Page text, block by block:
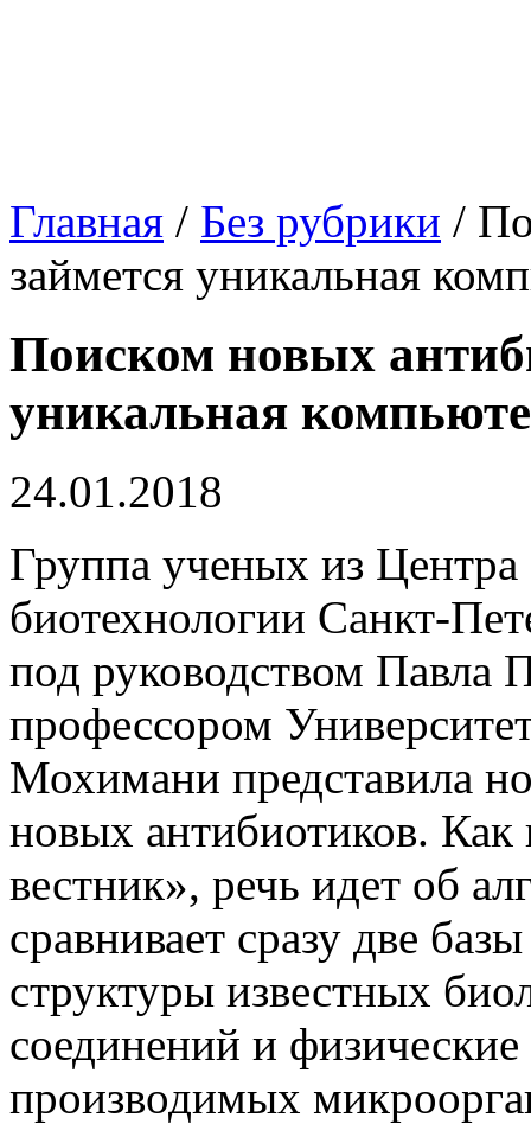
Главная / Без рубрики /
займется уникальная
Поиском новых
уникальная
24.01.2018
Группа ученых из Центра
биотехнологии Санкт-
под руководством Павла
профессором
Мохимани представила
новых антибиотиков. Как
вестник», речь идет об
сравнивает сразу две
структуры известных
соединений и
производимых